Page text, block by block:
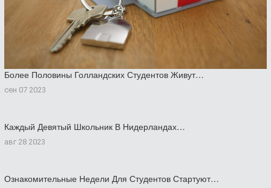
Более Половины Голландских Студентов Живут…
сен 07 2023
Каждый Девятый Школьник В Нидерландах…
авг 28 2023
Ознакомительные Недели Для Студентов Стартуют…